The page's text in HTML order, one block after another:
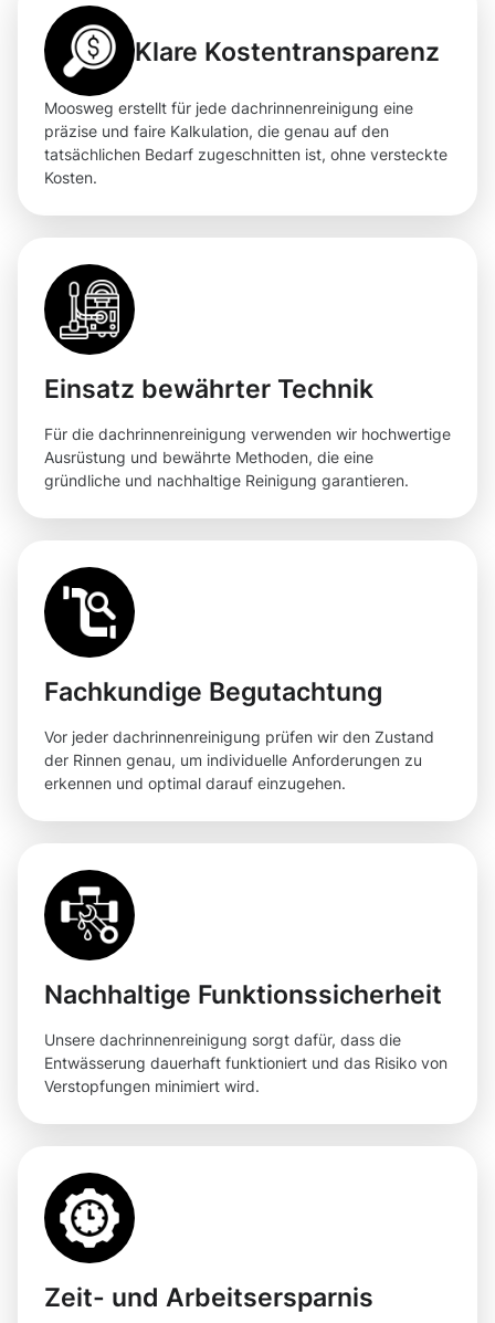
Klare Kostentransparenz
Moosweg erstellt für jede dachrinnenreinigung eine
präzise und faire Kalkulation, die genau auf den
tatsächlichen Bedarf zugeschnitten ist, ohne versteckte
Kosten.
Einsatz bewährter Technik
Für die dachrinnenreinigung verwenden wir hochwertige
Ausrüstung und bewährte Methoden, die eine
gründliche und nachhaltige Reinigung garantieren.
Fachkundige Begutachtung
Vor jeder dachrinnenreinigung prüfen wir den Zustand
der Rinnen genau, um individuelle Anforderungen zu
erkennen und optimal darauf einzugehen.
Nachhaltige Funktionssicherheit
Unsere dachrinnenreinigung sorgt dafür, dass die
Entwässerung dauerhaft funktioniert und das Risiko von
Verstopfungen minimiert wird.
Zeit- und Arbeitsersparnis